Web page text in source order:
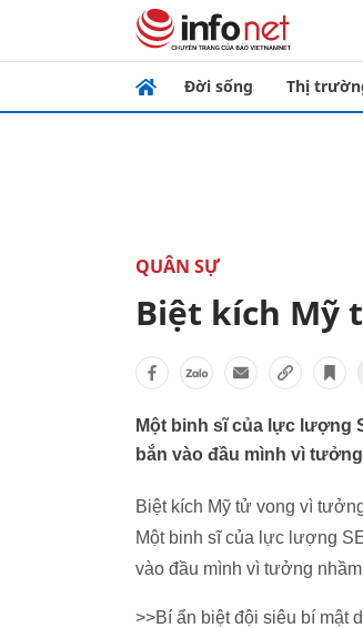
Đời sống Thị
QUÂN SỰ
Biệt kích Mỹ
Một binh sĩ của lực lượng
bắn vào đầu mình vì
Biệt kích Mỹ tử vong vì
Một binh sĩ của lực lượng
vào đầu mình vì tưởng
>>Bí ẩn biệt đội siêu bí mật